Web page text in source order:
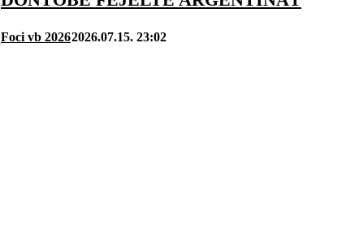
Foci vb 20262026.07.15. 23:02